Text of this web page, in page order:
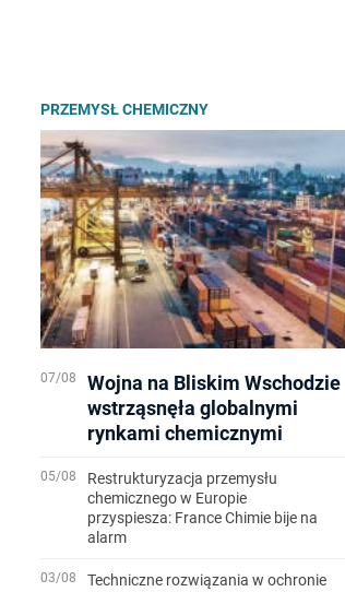
PRZEMYSŁ CHEMICZNY
07/08
Wojna na Bliskim Wschodzie
wstrząsnęła globalnymi
rynkami chemicznymi
05/08
Restrukturyzacja przemysłu
chemicznego w Europie
przyspiesza: France Chimie bije na
alarm
03/08
Techniczne rozwiązania w ochronie